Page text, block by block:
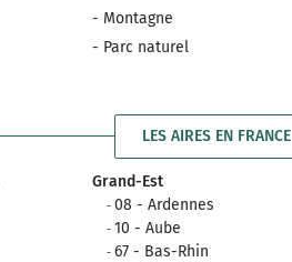
- Montagne
- Parc naturel
LES AIRES EN FRANCE
Grand-Est
08 - Ardennes
10 - Aube
67 - Bas-Rhin